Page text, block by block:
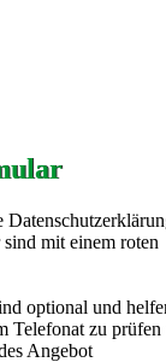
mit einem roten
optional und
Telefonat zu prüfen
Angebot